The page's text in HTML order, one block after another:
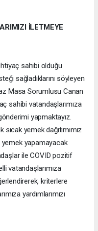
İLETMEYE
sahibi olduğu
sağladıklarını söyleyen
Masa Sorumlusu Canan
sahibi vatandaşlarımıza
yapmaktayız.
yemek dağıtımımız
yapamayacak
ile COVID pozitif
vatandaşlarımıza
kriterlere
yardımlarımızı